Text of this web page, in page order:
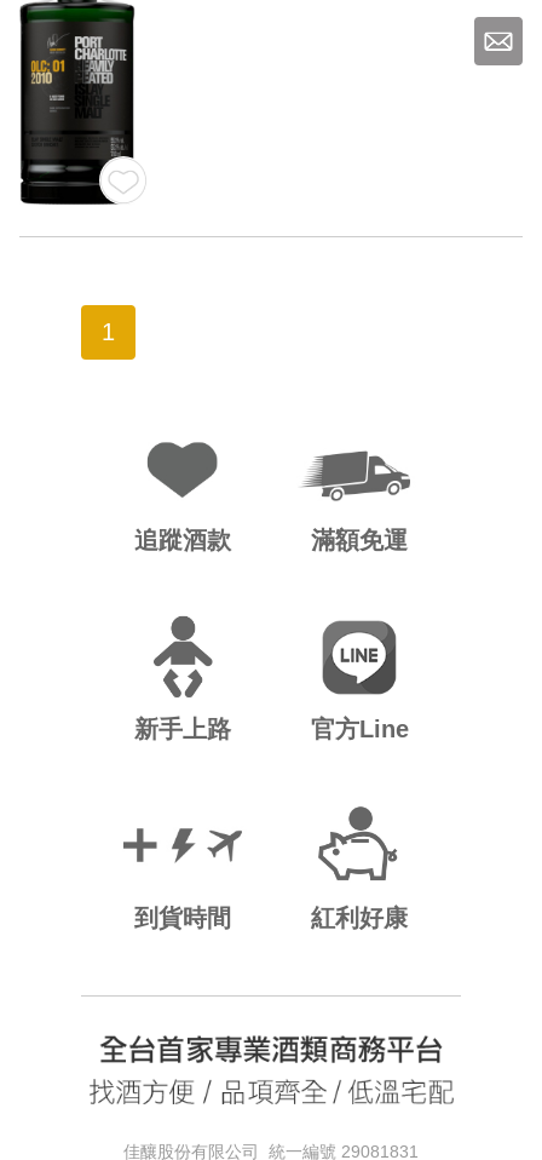
1
追蹤酒款 滿額免運
新手上路 官方Line
到貨時間 紅利好康
佳釀股份有限公司 統一編號 29081831